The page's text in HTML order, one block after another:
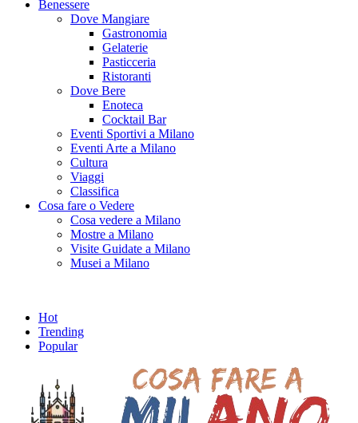
Benessere
Dove Mangiare
Gastronomia
Gelaterie
Pasticceria
Ristoranti
Dove Bere
Enoteca
Cocktail Bar
Eventi Sportivi a Milano
Eventi Arte a Milano
Cultura
Viaggi
Classifica
Cosa fare o Vedere
Cosa vedere a Milano
Mostre a Milano
Visite Guidate a Milano
Musei a Milano
Hot
Trending
Popular